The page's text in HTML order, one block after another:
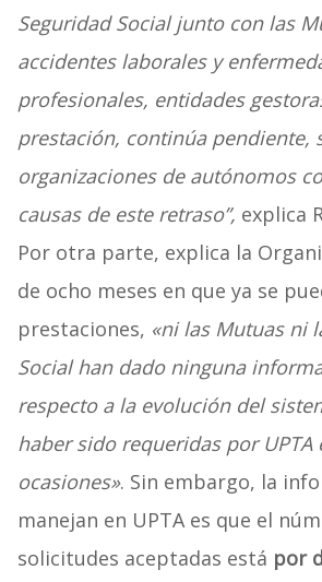
Seguridad Social junto con las
accidentes laborales y
profesionales, entidades
prestación, continúa pendiente,
organizaciones de autónomos
causas de este retraso”, explica
Por otra parte, explica la
de ocho meses en que ya se
prestaciones, «ni las Mutuas ni
Social han dado ninguna
respecto a la evolución del
haber sido requeridas por UPTA
ocasiones». Sin embargo, la
manejan en UPTA es que el
solicitudes aceptadas está por